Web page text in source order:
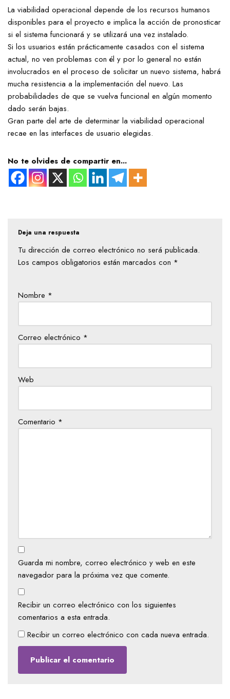
La viabilidad operacional depende de los recursos humanos
disponibles para el proyecto e implica la acción de pronosticar
si el sistema funcionará y se utilizará una vez instalado.
Si los usuarios están prácticamente casados con el sistema
actual, no ven problemas con él y por lo general no están
involucrados en el proceso de solicitar un nuevo sistema, habrá
mucha resistencia a la implementación del nuevo. Las
probabilidades de que se vuelva funcional en algún momento
dado serán bajas.
Gran parte del arte de determinar la viabilidad operacional
recae en las interfaces de usuario elegidas.
No te olvides de compartir en...
Deja una respuesta
Tu dirección de correo electrónico no será publicada.
Los campos obligatorios están marcados con *
Nombre *
Correo electrónico *
Web
Comentario *
Guarda mi nombre, correo electrónico y web en este
navegador para la próxima vez que comente.
Recibir un correo electrónico con los siguientes
comentarios a esta entrada.
Recibir un correo electrónico con cada nueva entrada.